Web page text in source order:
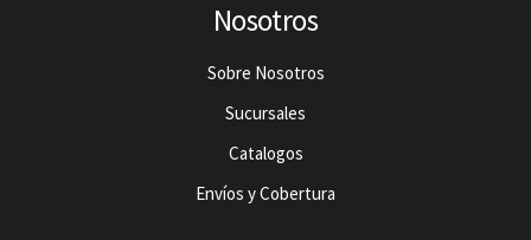
Nosotros
Sobre Nosotros
Sucursales
Catalogos
Envíos y Cobertura